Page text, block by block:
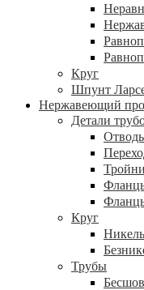
Круг
Шпунт
Нержавеющий
Детали
Круг
Трубы